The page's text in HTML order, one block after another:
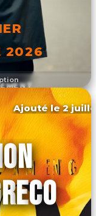
2026
Ajouté le 2